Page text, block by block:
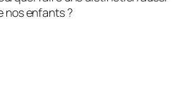
nos enfants ?